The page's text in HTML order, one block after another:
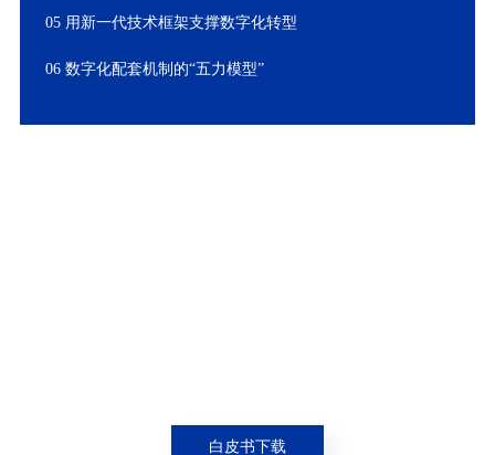
05 用新一代技术框架支撑数字化转型
06 数字化配套机制的“五力模型”
白皮书下载